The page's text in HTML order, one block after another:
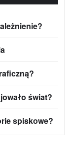
świat?
spiskowe?